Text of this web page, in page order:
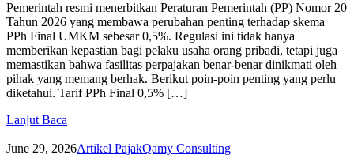
Pemerintah resmi menerbitkan Peraturan Pemerintah (PP) Nomor 20
Tahun 2026 yang membawa perubahan penting terhadap skema
PPh Final UMKM sebesar 0,5%. Regulasi ini tidak hanya
memberikan kepastian bagi pelaku usaha orang pribadi, tetapi juga
memastikan bahwa fasilitas perpajakan benar-benar dinikmati oleh
pihak yang memang berhak. Berikut poin-poin penting yang perlu
diketahui. Tarif PPh Final 0,5% […]
Lanjut Baca
June 29, 2026Artikel PajakQamy Consulting